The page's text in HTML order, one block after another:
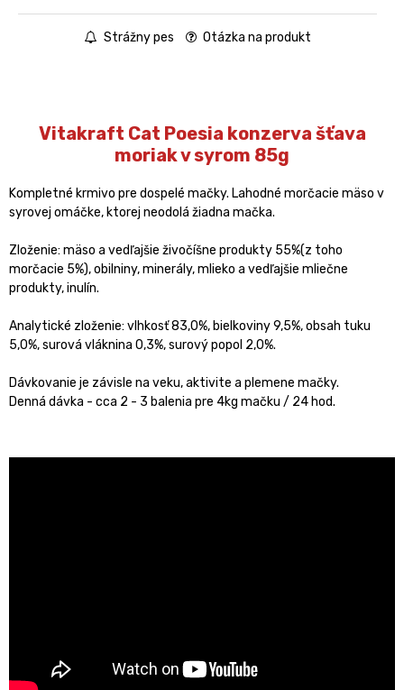
Strážny pes Otázka na produkt
Vitakraft Cat Poesia konzerva šťava
moriak v syrom 85g
Kompletné krmivo pre dospelé mačky. Lahodné morčacie mäso v
syrovej omáčke, ktorej neodolá žiadna mačka.
Zloženie: mäso a vedľajšie živočíšne produkty 55%(z toho
morčacie 5%), obilniny, minerály, mlieko a vedľajšie mliečne
produkty, inulín.
Analytické zloženie: vlhkosť 83,0%, bielkoviny 9,5%, obsah tuku
5,0%, surová vláknina 0,3%, surový popol 2,0%.
Dávkovanie je závisle na veku, aktivite a plemene mačky.
Denná dávka - cca 2 - 3 balenia pre 4kg mačku / 24 hod.